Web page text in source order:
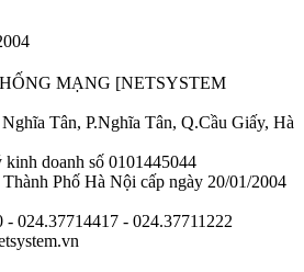
MẠNG [NETSYSTEM
Tân, P.Nghĩa Tân, Q.Cầu Giấy, Hà
doanh số 0101445044
Phố Hà Nội cấp ngày 20/01/2004
024.37714417 - 024.37711222